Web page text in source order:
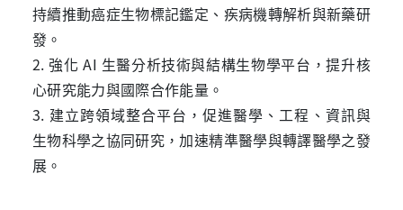
持續推動癌症生物標記鑑定、疾病機轉解析與新藥研
發。
2. 強化 AI 生醫分析技術與結構生物學平台，提升核
心研究能力與國際合作能量。
3. 建立跨領域整合平台，促進醫學、工程、資訊與
生物科學之協同研究，加速精準醫學與轉譯醫學之發
展。